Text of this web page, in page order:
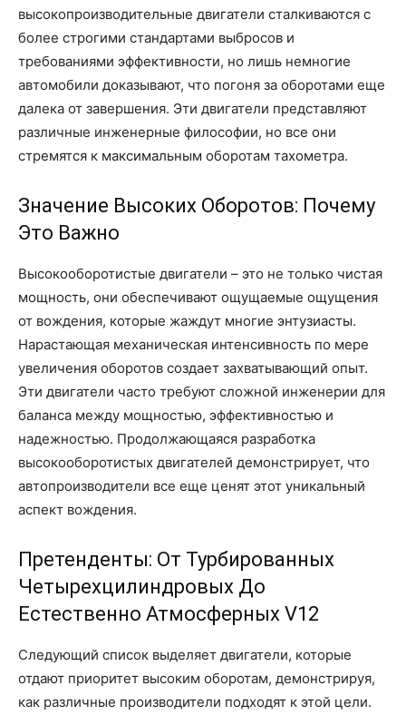
высокопроизводительные двигатели сталкиваются с
более строгими стандартами выбросов и
требованиями эффективности, но лишь немногие
автомобили доказывают, что погоня за оборотами еще
далека от завершения. Эти двигатели представляют
различные инженерные философии, но все они
стремятся к максимальным оборотам тахометра.
Значение Высоких Оборотов: Почему
Это Важно
Высокооборотистые двигатели – это не только чистая
мощность, они обеспечивают ощущаемые ощущения
от вождения, которые жаждут многие энтузиасты.
Нарастающая механическая интенсивность по мере
увеличения оборотов создает захватывающий опыт.
Эти двигатели часто требуют сложной инженерии для
баланса между мощностью, эффективностью и
надежностью. Продолжающаяся разработка
высокооборотистых двигателей демонстрирует, что
автопроизводители все еще ценят этот уникальный
аспект вождения.
Претенденты: От Турбированных
Четырехцилиндровых До
Естественно Атмосферных V12
Следующий список выделяет двигатели, которые
отдают приоритет высоким оборотам, демонстрируя,
как различные производители подходят к этой цели.